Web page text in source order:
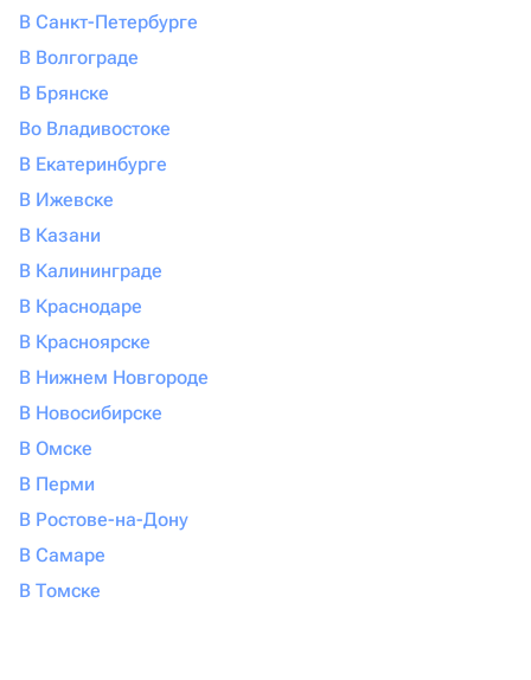
В Санкт-Петербурге
В Волгограде
В Брянске
Во Владивостоке
В Екатеринбурге
В Ижевске
В Казани
В Калининграде
В Краснодаре
В Красноярске
В Нижнем Новгороде
В Новосибирске
В Омске
В Перми
В Ростове-на-Дону
В Самаре
В Томске